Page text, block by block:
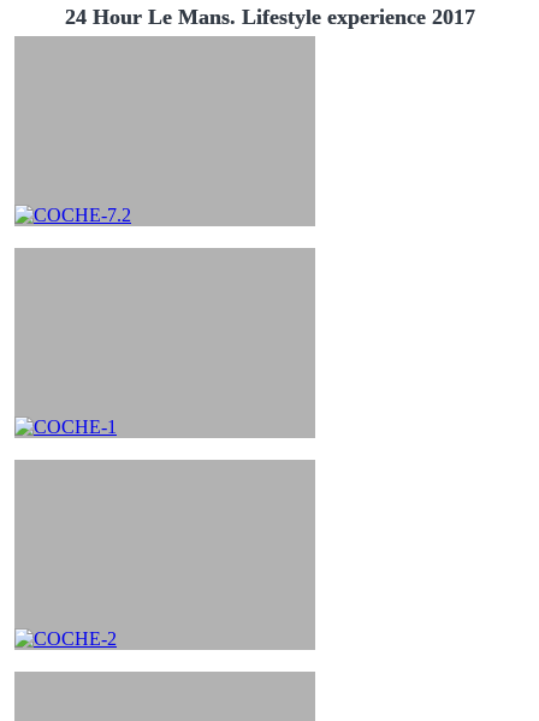
24 Hour Le Mans. Lifestyle experience 2017